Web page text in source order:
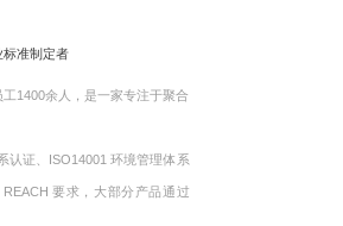
准制定者
1400余人，是一家专注于聚合
证、ISO14001 环境管理体系
要求，大部分产品通过